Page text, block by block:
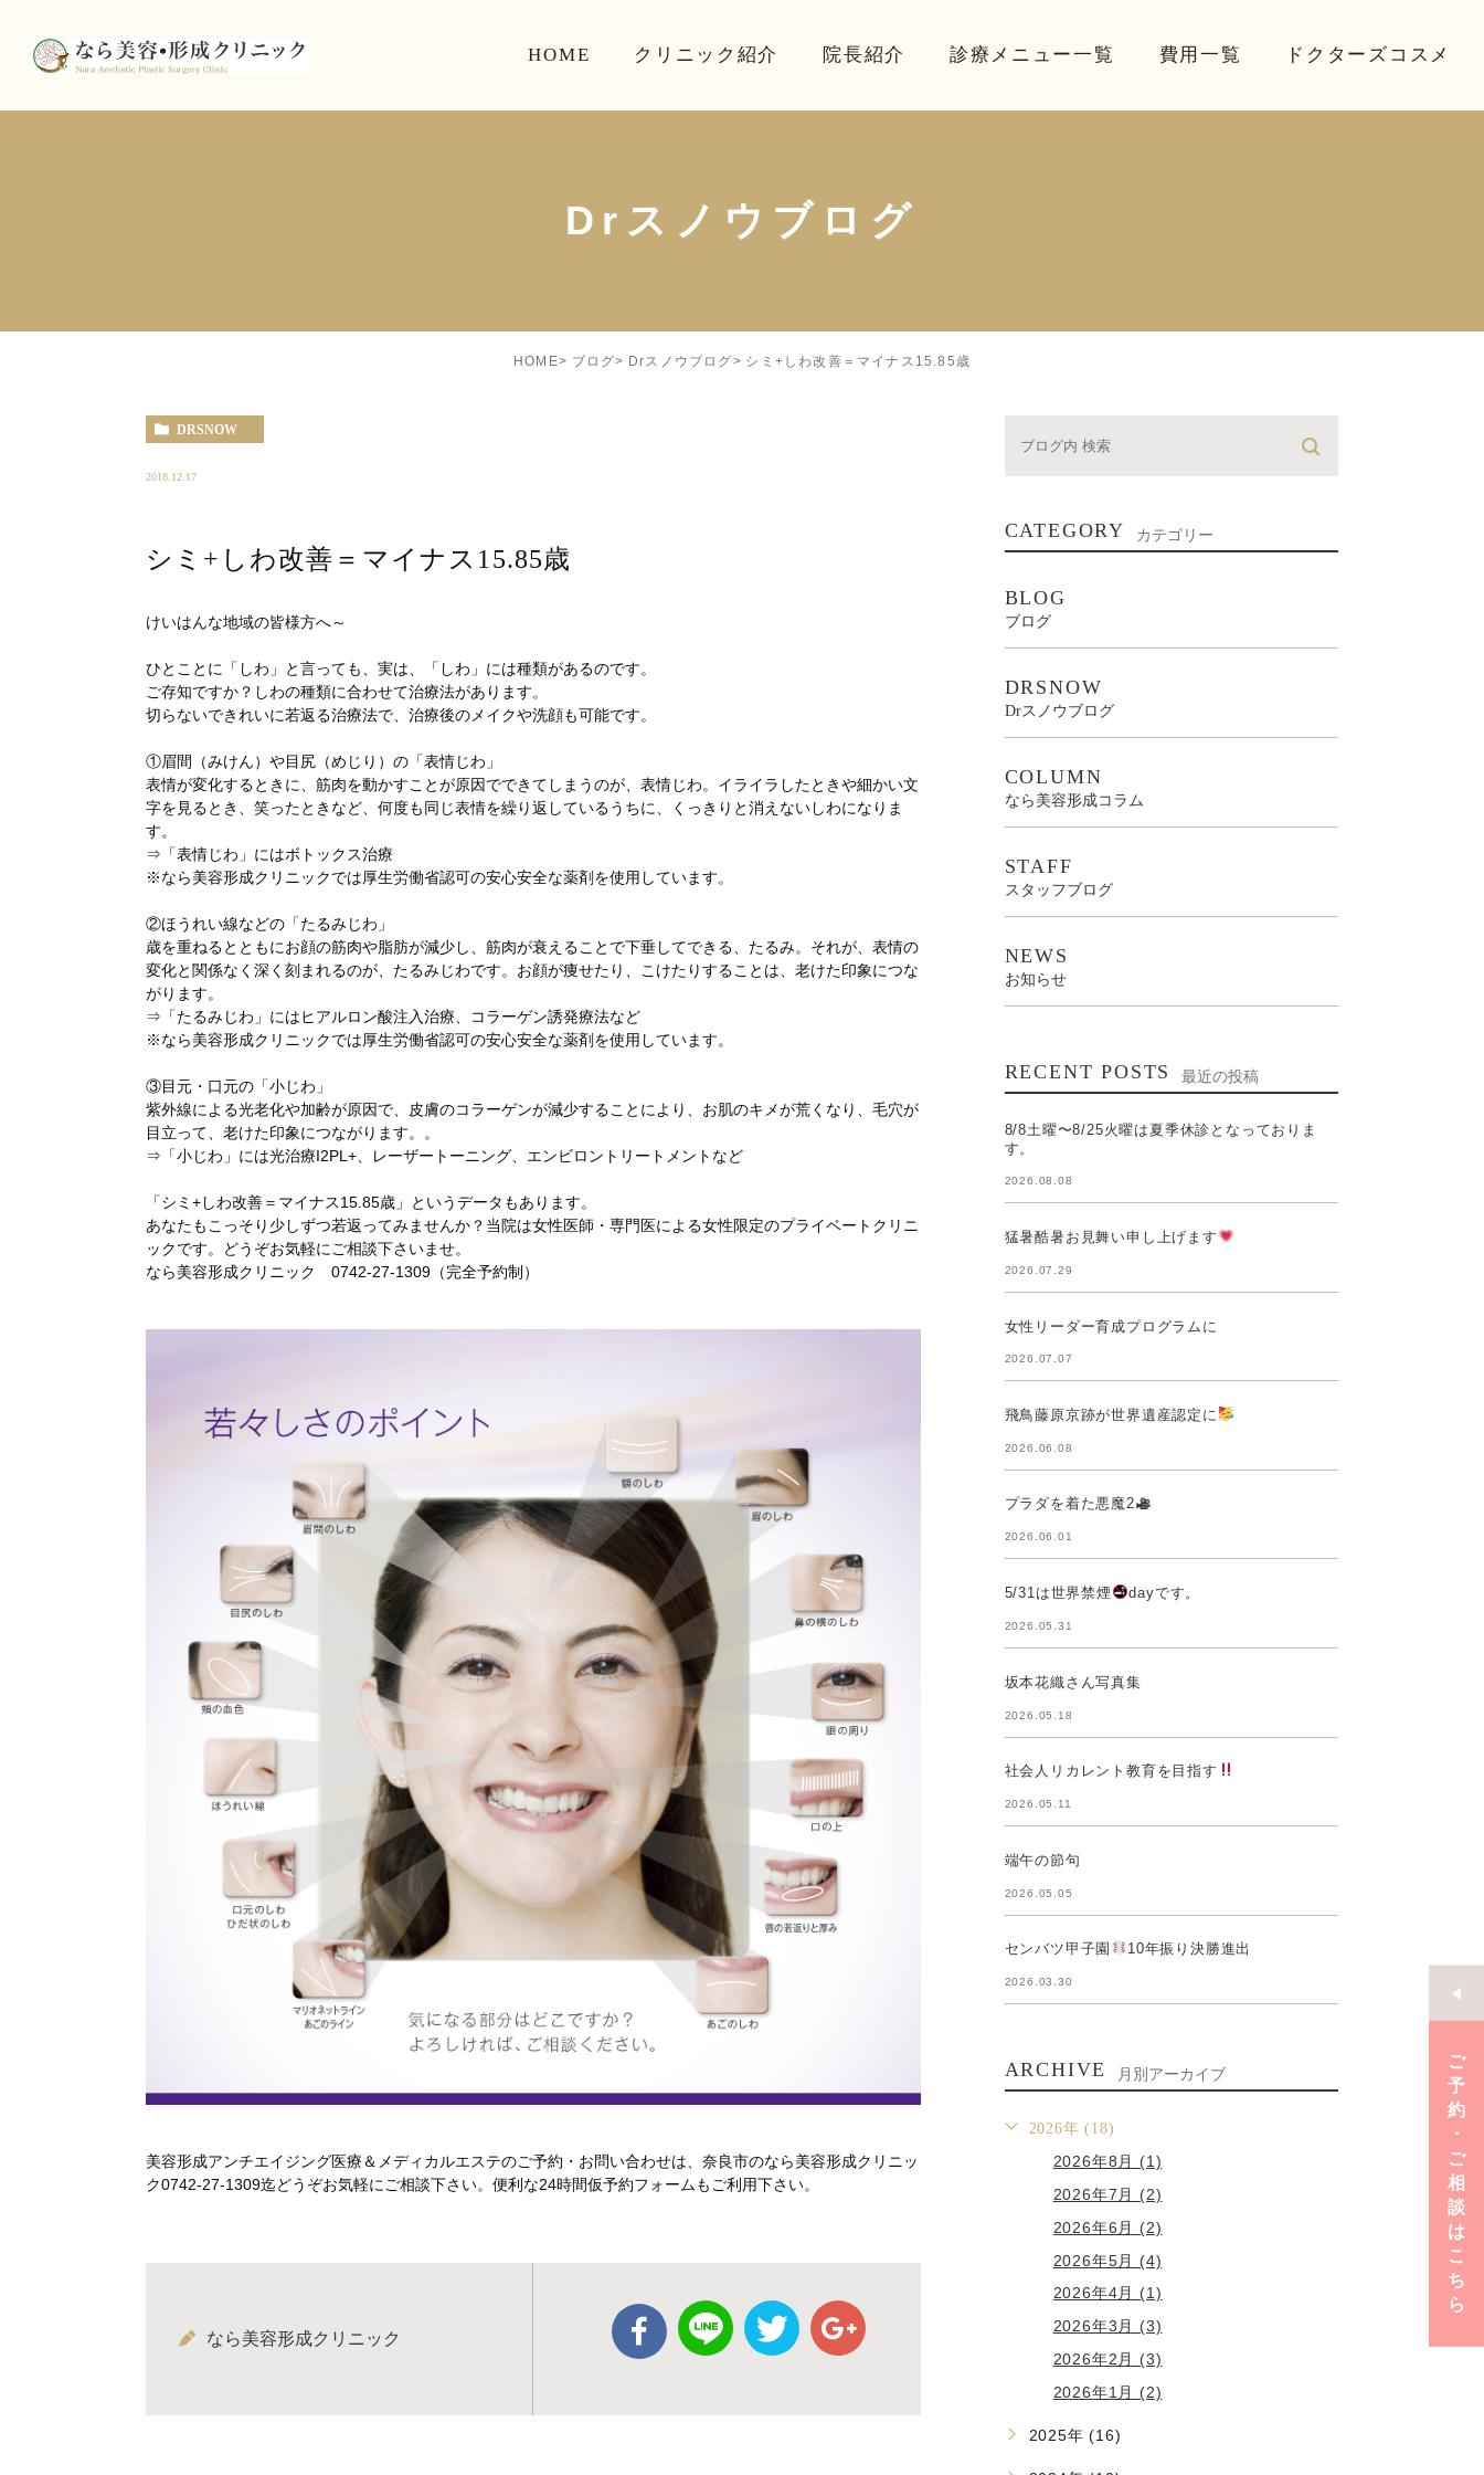
HOME クリニック紹介 院長紹介 診療メニュー一覧 費用一覧 ドクターズコスメ
ご
予
約
･
ご
相
談
は
こ
ち
ら
Drスノウブログ
HOME ブログ Drスノウブログ シミ+しわ改善＝マイナス15.85歳
DRSNOW
2018.12.17
シミ+しわ改善＝マイナス15.85歳
けいはんな地域の皆様方へ～
ひとことに「しわ」と言っても、実は、「しわ」には種類があるのです。
ご存知ですか？しわの種類に合わせて治療法があります。
切らないできれいに若返る治療法で、治療後のメイクや洗顔も可能です。
①眉間（みけん）や目尻（めじり）の「表情じわ」
表情が変化するときに、筋肉を動かすことが原因でできてしまうのが、表情じわ。イライラしたときや細かい文
字を見るとき、笑ったときなど、何度も同じ表情を繰り返しているうちに、くっきりと消えないしわになりま
す。
⇒「表情じわ」にはボトックス治療
※なら美容形成クリニックでは厚生労働省認可の安心安全な薬剤を使用しています。
②ほうれい線などの「たるみじわ」
歳を重ねるとともにお顔の筋肉や脂肪が減少し、筋肉が衰えることで下垂してできる、たるみ。それが、表情の
変化と関係なく深く刻まれるのが、たるみじわです。お顔が痩せたり、こけたりすることは、老けた印象につな
がります。
⇒「たるみじわ」にはヒアルロン酸注入治療、コラーゲン誘発療法など
※なら美容形成クリニックでは厚生労働省認可の安心安全な薬剤を使用しています。
③目元・口元の「小じわ」
紫外線による光老化や加齢が原因で、皮膚のコラーゲンが減少することにより、お肌のキメが荒くなり、毛穴が
目立って、老けた印象につながります。。
⇒「小じわ」には光治療I2PL+、レーザートーニング、エンビロントリートメントなど
「シミ+しわ改善＝マイナス15.85歳」というデータもあります。
あなたもこっそり少しずつ若返ってみませんか？当院は女性医師・専門医による女性限定のプライベートクリニ
ックです。どうぞお気軽にご相談下さいませ。
なら美容形成クリニック 0742-27-1309（完全予約制）
美容形成アンチエイジング医療＆メディカルエステのご予約・お問い合わせは、奈良市のなら美容形成クリニッ
ク0742-27-1309迄どうぞお気軽にご相談下さい。便利な24時間仮予約フォームもご利用下さい。
なら美容形成クリニック
CATEGORY カテゴリー
BLOG
ブログ
DRSNOW
Drスノウブログ
COLUMN
なら美容形成コラム
STAFF
スタッフブログ
NEWS
お知らせ
RECENT POSTS 最近の投稿
8/8土曜〜8/25火曜は夏季休診となっておりま
す。
2026.08.08
猛暑酷暑お見舞い申し上げます
2026.07.29
女性リーダー育成プログラムに
2026.07.07
飛鳥藤原京跡が世界遺産認定に
2026.06.08
プラダを着た悪魔2
2026.06.01
5/31は世界禁煙 dayです。
2026.05.31
坂本花織さん写真集
2026.05.18
社会人リカレント教育を目指す
2026.05.11
端午の節句
2026.05.05
センバツ甲子園 10年振り決勝進出
2026.03.30
ARCHIVE 月別アーカイブ
2026年 (18)
2026年8月 (1)
2026年7月 (2)
2026年6月 (2)
2026年5月 (4)
2026年4月 (1)
2026年3月 (3)
2026年2月 (3)
2026年1月 (2)
2025年 (16)